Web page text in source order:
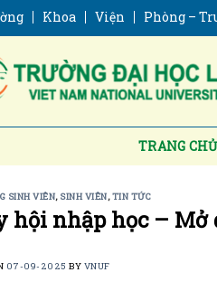
Khoa Viện Phòng –
TRANG CHỦ
SINH VIÊN, SINH VIÊN,TIN TỨC
hội nhập học –
07-09-2025 BY VNUF